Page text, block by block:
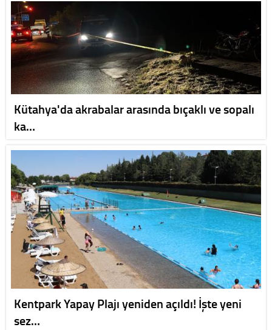
Kütahya'da akrabalar arasında bıçaklı ve sopalı
ka…
Kentpark Yapay Plajı yeniden açıldı! İşte yeni
sez…